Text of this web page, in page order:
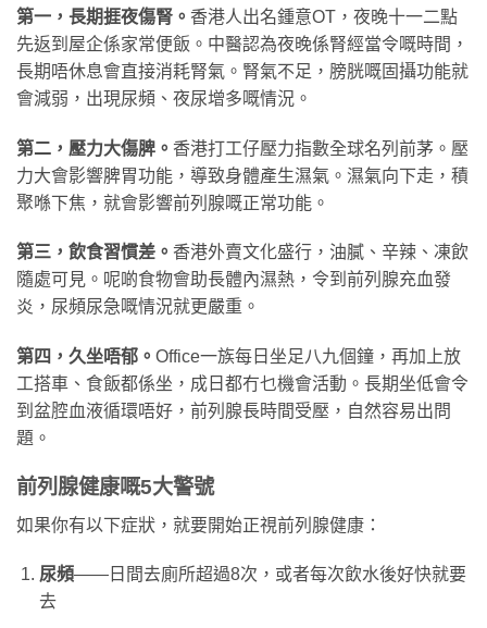
第一，長期捱夜傷腎。 香港人出名鍾意OT，夜晚十一二點
先返到屋企係家常便飯。中醫認為夜晚係腎經當令嘅時間，
長期唔休息會直接消耗腎氣。腎氣不足，膀胱嘅固攝功能就
會減弱，出現尿頻、夜尿增多嘅情況。
第二，壓力大傷脾。 香港打工仔壓力指數全球名列前茅。壓
力大會影響脾胃功能，導致身體產生濕氣。濕氣向下走，積
聚喺下焦，就會影響前列腺嘅正常功能。
第三，飲食習慣差。 香港外賣文化盛行，油膩、辛辣、凍飲
隨處可見。呢啲食物會助長體內濕熱，令到前列腺充血發
炎，尿頻尿急嘅情況就更嚴重。
第四，久坐唔郁。 Office一族每日坐足八九個鐘，再加上放
工搭車、食飯都係坐，成日都冇乜機會活動。長期坐低會令
到盆腔血液循環唔好，前列腺長時間受壓，自然容易出問
題。
前列腺健康嘅5大警號
如果你有以下症狀，就要開始正視前列腺健康：
尿頻——日間去廁所超過8次，或者每次飲水後好快就要
去